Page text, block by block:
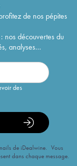
de nos pépites
nos découvertes du
analyses...
des
de iDealwine. Vous
dans chaque message.